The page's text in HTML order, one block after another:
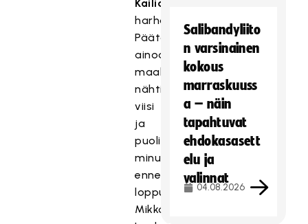
Kailialan
harhautuksen.
Päätöserän
ainoa
maali
nähtiin
viisi
ja
puoli
minuuttia
ennen
loppua.
Mikko
Salibandyliito
n varsinainen
kokous
marraskuuss
a – näin
tapahtuvat
ehdokasasett
elu ja
valinnat
04.08.2026